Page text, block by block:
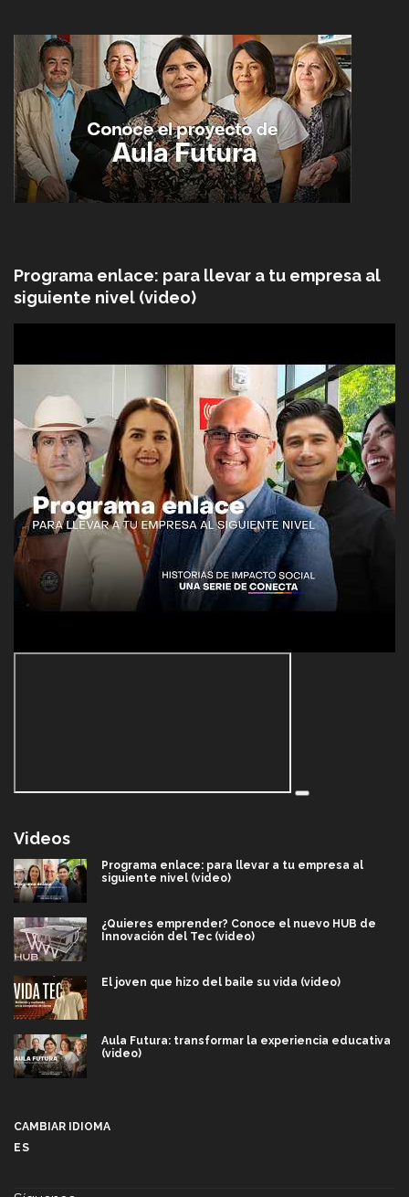
Programa enlace: para llevar a tu empresa al
siguiente nivel (video)
Videos
Programa enlace: para llevar a tu empresa al
siguiente nivel (video)
¿Quieres emprender? Conoce el nuevo HUB de
Innovación del Tec (video)
El joven que hizo del baile su vida (video)
Aula Futura: transformar la experiencia educativa
(video)
CAMBIAR IDIOMA
ES